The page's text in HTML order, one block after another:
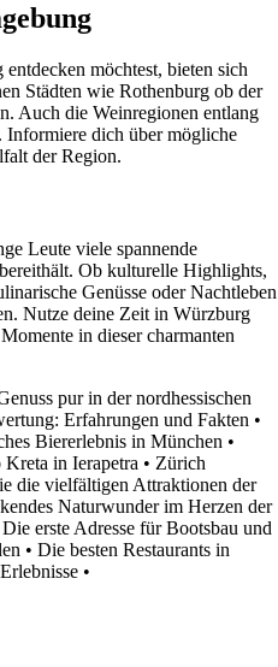
möchtest, bieten sich
Städten wie Rothenburg ob der
Auch die Weinregionen entlang
Informiere dich über mögliche
der Region.
Leute viele spannende
Ob kulturelle Highlights,
Genüsse oder Nachtleben
Nutze deine Zeit in Würzburg
in dieser charmanten
pur in der nordhessischen
Erfahrungen und Fakten •
Biererlebnis in München •
in Ierapetra • Zürich
die vielfältigen Attraktionen der
Naturwunder im Herzen der
erste Adresse für Bootsbau und
• Die besten Restaurants in
•